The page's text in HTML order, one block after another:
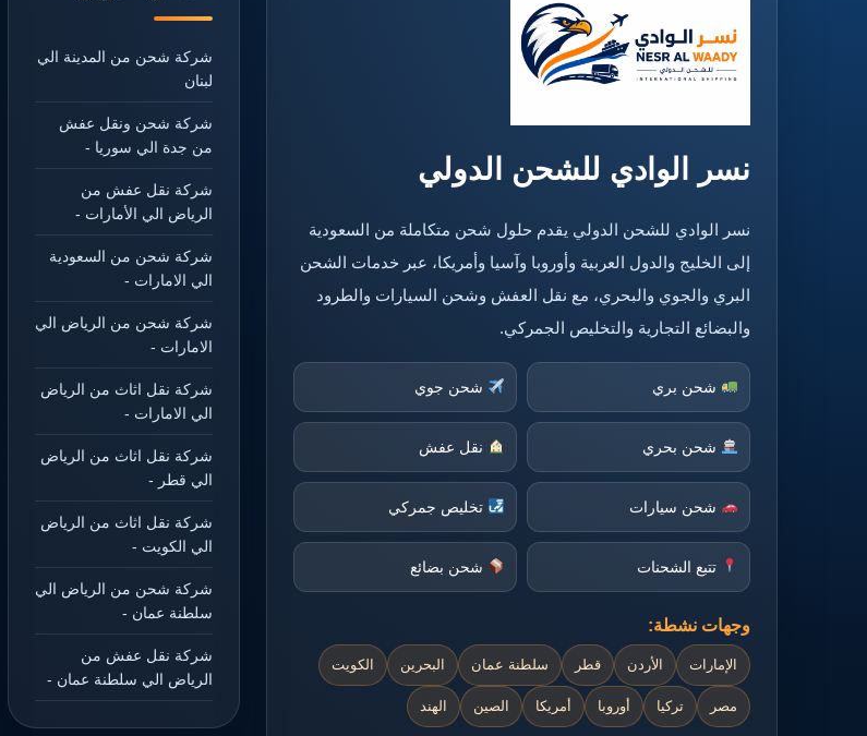
نسر الوادي للشحن الدولي
نسر الوادي للشحن الدولي يقدم حلول شحن متكاملة من السعودية
إلى الخليج والدول العربية وأوروبا وآسيا وأمريكا، عبر خدمات الشحن
البري والجوي والبحري، مع نقل العفش وشحن السيارات والطرود
والبضائع التجارية والتخليص الجمركي.
شحن بري شحن جوي
شحن بحري نقل عفش
شحن سيارات تخليص جمركي
تتبع الشحنات شحن بضائع
وجهات نشطة:
الإمارات الأردن قطر سلطنة عمان البحرين الكويت
مصر تركيا أوروبا أمريكا الصين الهند
شركة شحن من المدينة الي
لبنان
شركة شحن ونقل عفش
من جدة الي سوريا -
شركة نقل عفش من
الرياض الي الأمارات -
شركة شحن من السعودية
الي الامارات -
شركة شحن من الرياض الي
الامارات -
شركة نقل اثاث من الرياض
الي الامارات -
شركة نقل اثاث من الرياض
الي قطر -
شركة نقل اثاث من الرياض
الي الكويت -
شركة شحن من الرياض الي
سلطنة عمان -
شركة نقل عفش من
الرياض الي سلطنة عمان -